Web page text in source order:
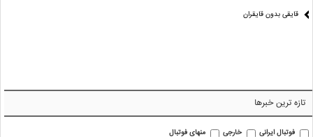
قایقی بدون قایقران
تازه ترین خبرها
فوتبال ایرانی خارجی منهای فوتبال